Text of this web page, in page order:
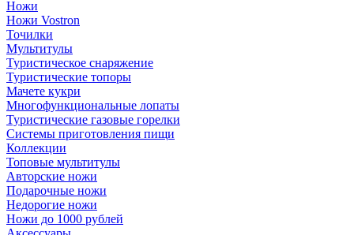
Ножи
Ножи Vostron
Точилки
Мультитулы
Туристическое снаряжение
Туристические топоры
Мачете кукри
Многофункциональные лопаты
Туристические газовые горелки
Системы приготовления пищи
Коллекции
Топовые мультитулы
Авторские ножи
Подарочные ножи
Недорогие ножи
Ножи до 1000 рублей